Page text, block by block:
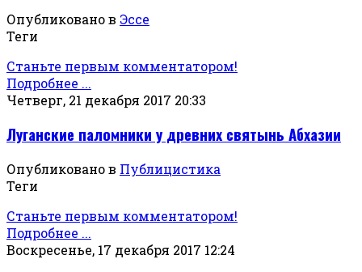
Опубликовано в Эссе
Теги
Станьте первым комментатором!
Подробнее ...
Четверг, 21 декабря 2017 20:33
Луганские паломники у древних святынь Абхазии
Опубликовано в Публицистика
Теги
Станьте первым комментатором!
Подробнее ...
Воскресенье, 17 декабря 2017 12:24